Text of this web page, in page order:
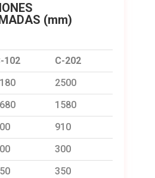
(mm)
102
C-202
2500
1580
910
300
350